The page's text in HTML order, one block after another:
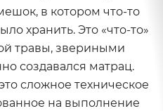
в котором что-то
хранить. Это «что-то»
травы, звериными
создавался матрац.
сложное техническое
на выполнение